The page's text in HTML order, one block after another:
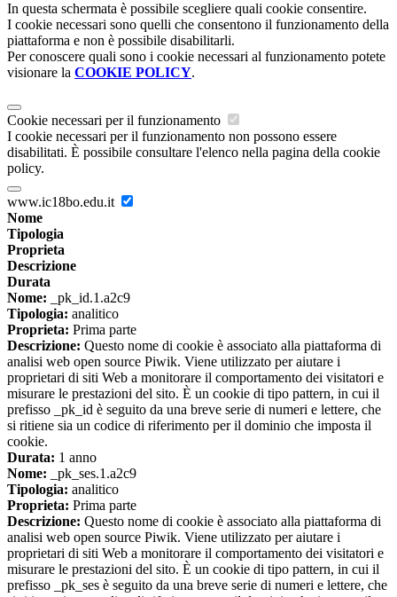
In questa schermata è possibile scegliere quali cookie consentire.
I cookie necessari sono quelli che consentono il funzionamento della
piattaforma e non è possibile disabilitarli.
Per conoscere quali sono i cookie necessari al funzionamento potete
visionare la COOKIE POLICY.
Cookie necessari per il funzionamento
I cookie necessari per il funzionamento non possono essere
disabilitati. È possibile consultare l'elenco nella pagina della cookie
policy.
www.ic18bo.edu.it
Nome
Tipologia
Proprieta
Descrizione
Durata
Nome: _pk_id.1.a2c9
Tipologia: analitico
Proprieta: Prima parte
Descrizione: Questo nome di cookie è associato alla piattaforma di
analisi web open source Piwik. Viene utilizzato per aiutare i
proprietari di siti Web a monitorare il comportamento dei visitatori e
misurare le prestazioni del sito. È un cookie di tipo pattern, in cui il
prefisso _pk_id è seguito da una breve serie di numeri e lettere, che
si ritiene sia un codice di riferimento per il dominio che imposta il
cookie.
Durata: 1 anno
Nome: _pk_ses.1.a2c9
Tipologia: analitico
Proprieta: Prima parte
Descrizione: Questo nome di cookie è associato alla piattaforma di
analisi web open source Piwik. Viene utilizzato per aiutare i
proprietari di siti Web a monitorare il comportamento dei visitatori e
misurare le prestazioni del sito. È un cookie di tipo pattern, in cui il
prefisso _pk_ses è seguito da una breve serie di numeri e lettere, che